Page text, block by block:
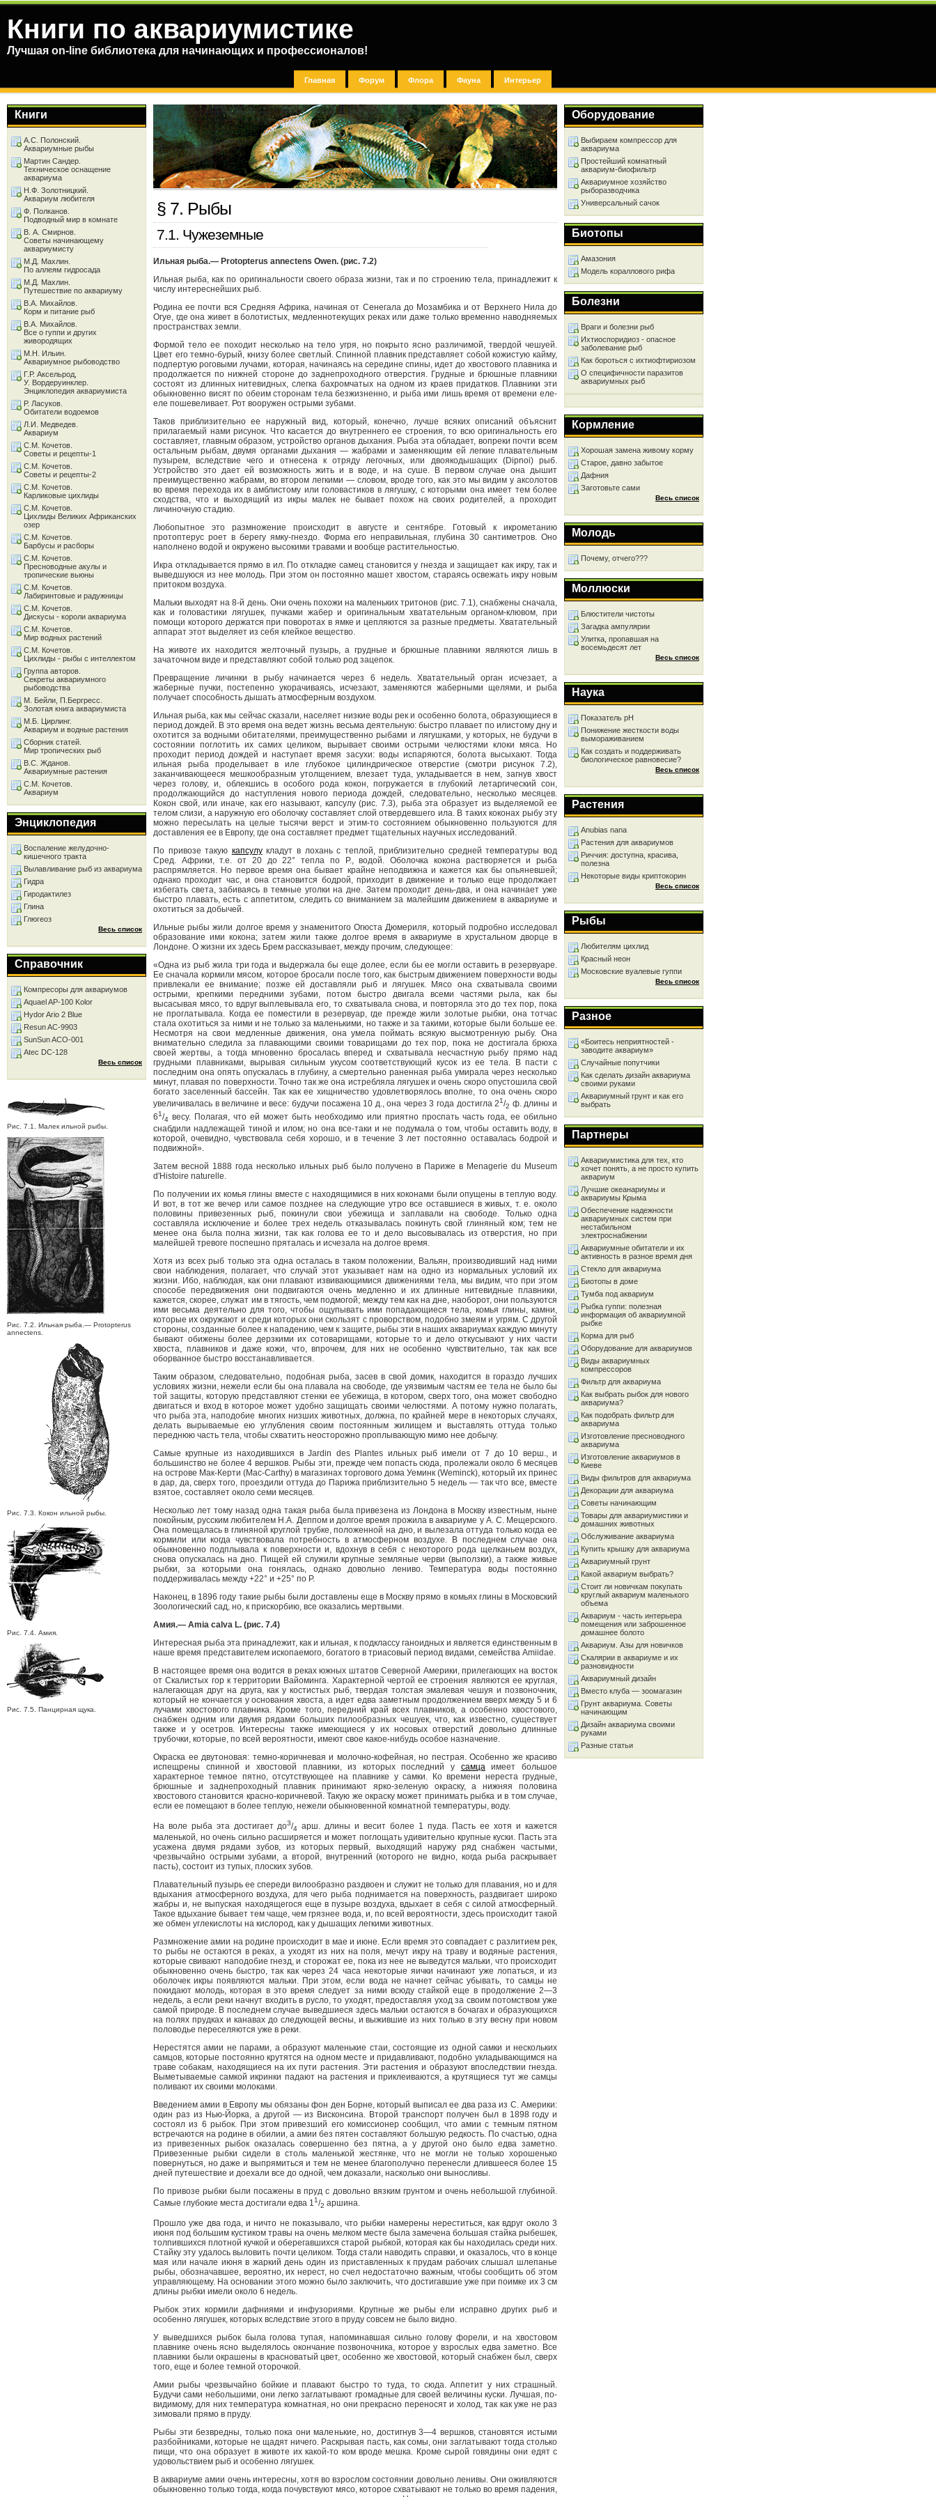
Книги по аквариумистике
Лучшая on-line библиотека для начинающих и профессионалов!
Главная Форум Флора Фауна Интерьер
§ 7. Рыбы
7.1. Чужеземные
Ильная рыба.— Protopterus annectens Owen. (рис. 7.2)
Ильная рыба, как по оригинальности своего образа жизни, так и по строению тела, принадлежит к
числу интереснейших рыб.
Родина ее почти вся Средняя Африка, начиная от Сенегала до Мозамбика и от Верхнего Нила до
Огуе, где она живет в болотистых, медленнотекущих реках или даже только временно наводняемых
пространствах земли.
Формой тело ее походит несколько на тело угря, но покрыто ясно различимой, твердой чешуей.
Цвет его темно-бурый, книзу более светлый. Спинной плавник представляет собой кожистую кайму,
подпертую роговыми лучами, которая, начинаясь на середине спины, идет до хвостового плавника и
продолжается по нижней стороне до заднепроходного отверстия. Грудные и брюшные плавники
состоят из длинных нитевидных, слегка бахромчатых на одном из краев придатков. Плавники эти
обыкновенно висят по обеим сторонам тела безжизненно, и рыба ими лишь время от времени еле-
еле пошевеливает. Рот вооружен острыми зубами.
Таков приблизительно ее наружный вид, который, конечно, лучше всяких описаний объяснит
прилагаемый нами рисунок. Что касается до внутреннего ее строения, то всю оригинальность его
составляет, главным образом, устройство органов дыхания. Рыба эта обладает, вопреки почти всем
остальным рыбам, двумя органами дыхания — жабрами и заменяющим ей легкие плавательным
пузырем, вследствие чего и отнесена к отряду легочных, или двоякодышащих (Dipnoi) рыб.
Устройство это дает ей возможность жить и в воде, и на суше. В первом случае она дышит
преимущественно жабрами, во втором легкими — словом, вроде того, как это мы видим у аксолотов
во время перехода их в амблистому или головастиков в лягушку, с которыми она имеет тем более
сходства, что и выходящий из икры малек не бывает похож на своих родителей, а проходит
личиночную стадию.
Любопытное это размножение происходит в августе и сентябре. Готовый к икрометанию
протоптерус роет в берегу ямку-гнездо. Форма его неправильная, глубина 30 сантиметров. Оно
наполнено водой и окружено высокими травами и вообще растительностью.
Икра откладывается прямо в ил. По откладке самец становится у гнезда и защищает как икру, так и
выведшуюся из нее молодь. При этом он постоянно машет хвостом, стараясь освежать икру новым
притоком воздуха.
Мальки выходят на 8-й день. Они очень похожи на маленьких тритонов (рис. 7.1), снабжены сначала,
как и головастики лягушек, пучками жабер и оригинальным хватательным органом-клювом, при
помощи которого держатся при поворотах в ямке и цепляются за разные предметы. Хватательный
аппарат этот выделяет из себя клейкое вещество.
На животе их находится желточный пузырь, а грудные и брюшные плавники являются лишь в
зачаточном виде и представляют собой только род зацепок.
Превращение личинки в рыбу начинается через 6 недель. Хватательный орган исчезает, а
жаберные пучки, постепенно укорачиваясь, исчезают, заменяются жаберными щелями, и рыба
получает способность дышать атмосферным воздухом.
Ильная рыба, как мы сейчас сказали, населяет низкие воды рек и особенно болота, образующиеся в
период дождей. В это время она ведет жизнь весьма деятельную: быстро плавает по илистому дну и
охотится за водными обитателями, преимущественно рыбами и лягушками, у которых, не будучи в
состоянии поглотить их самих целиком, вырывает своими острыми челюстями клоки мяса. Но
проходит период дождей и наступает время засухи: воды испаряются, болота высыхают. Тогда
ильная рыба проделывает в иле глубокое цилиндрическое отверстие (смотри рисунок 7.2),
заканчивающееся мешкообразным утолщением, влезает туда, укладывается в нем, загнув хвост
через голову, и, облекшись в особого рода кокон, погружается в глубокий летаргический сон,
продолжающийся до наступления нового периода дождей, следовательно, несколько месяцев.
Кокон свой, или иначе, как его называют, капсулу (рис. 7.3), рыба эта образует из выделяемой ее
телом слизи, а наружную его оболочку составляет слой отвердевшего ила. В таких коконах рыбу эту
можно пересылать на целые тысячи верст и этим-то состоянием обыкновенно пользуются для
доставления ее в Европу, где она составляет предмет тщательных научных исследований.
По привозе такую капсулукладут в лохань с теплой, приблизительно средней температуры вод
Сред. Африки, т.е. от 20 до 22° тепла по Р., водой. Оболочка кокона растворяется и рыба
распрямляется. Но первое время она бывает крайне неподвижна и кажется как бы опьяневшей;
однако проходит час, и она становится бодрой, приходит в движение и только еще продолжает
избегать света, забиваясь в темные уголки на дне. Затем проходит день-два, и она начинает уже
быстро плавать, есть с аппетитом, следить со вниманием за малейшим движением в аквариуме и
охотиться за добычей.
Ильные рыбы жили долгое время у знаменитого Огюста Дюмериля, который подробно исследовал
образование ими кокона; затем жили также долгое время в аквариуме в хрустальном дворце в
Лондоне. О жизни их здесь Брем рассказывает, между прочим, следующее:
«Одна из рыб жила три года и выдержала бы еще долее, если бы ее могли оставить в резервуаре.
Ее сначала кормили мясом, которое бросали после того, как быстрым движением поверхности воды
привлекали ее внимание; позже ей доставляли рыб и лягушек. Мясо она схватывала своими
острыми, крепкими передними зубами, потом быстро двигала всеми частями рыла, как бы
высасывая мясо, то вдруг выплевывала его, то схватывала снова, и повторяла это до тех пор, пока
не проглатывала. Когда ее поместили в резервуар, где прежде жили золотые рыбки, она тотчас
стала охотиться за ними и не только за маленькими, но также и за такими, которые были больше ее.
Несмотря на свои медленные движения, она умела поймать всякую высмотренную рыбу. Она
внимательно следила за плавающими своими товарищами до тех пор, пока не достигала брюха
своей жертвы, а тогда мгновенно бросалась вперед и схватывала несчастную рыбу прямо над
грудными плавниками, вырывая сильным укусом соответствующий кусок из ее тела. В пасти с
последним она опять опускалась в глубину, а смертельно раненная рыба умирала через несколько
минут, плавая по поверхности. Точно так же она истребляла лягушек и очень скоро опустошила свой
богато заселенный бассейн. Так как ее хищничество удовлетворялось вполне, то она очень скоро
увеличивалась в величине и весе: будучи посажена 10 д., она через 3 года достигла 21 /2 ф. длины и
61/4 весу. Полагая, что ей может быть необходимо или приятно проспать часть года, ее обильно
снабдили надлежащей тиной и илом; но она все-таки и не подумала о том, чтобы оставить воду, в
которой, очевидно, чувствовала себя хорошо, и в течение 3 лет постоянно оставалась бодрой и
подвижной».
Затем весной 1888 года несколько ильных рыб было получено в Париже в Menagerie du Museum
d'Histoire naturelle.
По получении их комья глины вместе с находящимися в них коконами были опущены в теплую воду.
И вот, в тот же вечер или самое позднее на следующие утро все оставшиеся в живых, т. е. около
половины привезенных рыб, покинули свои убежища и заплавали на свободе. Только одна
составляла исключение и более трех недель отказывалась покинуть свой глиняный ком; тем не
менее она была полна жизни, так как голова ее то и дело высовывалась из отверстия, но при
малейшей тревоге поспешно пряталась и исчезала на долгое время.
Хотя из всех рыб только эта одна осталась в таком положении, Вальян, производивший над ними
свои наблюдения, полагает, что случай этот указывает нам на одно из нормальных условий их
жизни. Ибо, наблюдая, как они плавают извивающимися движениями тела, мы видим, что при этом
способе передвижения они подвигаются очень медленно и их длинные нитевидные плавники,
кажется, скорее, служат им в тягость, чем подмогой; между тем как на дне, наоборот, они пользуются
ими весьма деятельно для того, чтобы ощупывать ими попадающиеся тела, комья глины, камни,
которые их окружают и среди которых они скользят с проворством, подобно змеям и угрям. С другой
стороны, созданные более к нападению, чем к защите, рыбы эти в наших аквариумах каждую минуту
бывают обижены более дерзкими их сотоварищами, которые то и дело откусывают у них части
хвоста, плавников и даже кожи, что, впрочем, для них не особенно чувствительно, так как все
оборванное быстро восстанавливается.
Таким образом, следовательно, подобная рыба, засев в свой домик, находится в гораздо лучших
условиях жизни, нежели если бы она плавала на свободе, где уязвимым частям ее тела не было бы
той защиты, которую представляют стенки ее убежища, в котором, сверх того, она может свободно
двигаться и вход в которое может удобно защищать своими челюстями. А потому нужно полагать,
что рыба эта, наподобие многих низших животных, должна, по крайней мере в некоторых случаях,
делать вырываемые ею углубления своим постоянным жилищем и выставлять оттуда только
переднюю часть тела, чтобы схватить неосторожно проплывающую мимо нее добычу.
Самые крупные из находившихся в Jardin des Plantes ильных рыб имели от 7 до 10 верш., и
большинство не более 4 вершков. Рыбы эти, прежде чем попасть сюда, пролежали около 6 месяцев
на острове Мак-Керти (Mac-Carthy) в магазинах торгового дома Уеминк (Weminck), который их принес
в дар, да, сверх того, проездили оттуда до Парижа приблизительно 5 недель — так что все, вместе
взятое, составляет около семи месяцев.
Несколько лет тому назад одна такая рыба была привезена из Лондона в Москву известным, ныне
покойным, русским любителем Н.А. Деппом и долгое время прожила в аквариуме у А. С. Мещерского.
Она помещалась в глиняной круглой трубке, положенной на дно, и вылезала оттуда только когда ее
кормили или когда чувствовала потребность в атмосферном воздухе. В последнем случае она
обыкновенно подплывала к поверхности и, вдохнув в себя с некоторого рода щелканьем воздух,
снова опускалась на дно. Пищей ей служили крупные земляные черви (выползки), а также живые
рыбки, за которыми она гонялась, однако довольно лениво. Температура воды постоянно
поддерживалась между +22° и +25° по Р.
Наконец, в 1896 году такие рыбы были доставлены еще в Москву прямо в комьях глины в Московский
Зоологический сад, но, к прискорбию, все оказались мертвыми.
Амия.— Amia calva L. (рис. 7.4)
Интересная рыба эта принадлежит, как и ильная, к подклассу ганоидных и является единственным в
наше время представителем ископаемого, богатого в триасовый период видами, семейства Amiidae.
В настоящее время она водится в реках южных штатов Северной Америки, прилегающих на восток
от Скалистых гор к территории Вайоминга. Характерной чертой ее строения являются ее круглая,
налегающая друг на друга, как у костистых рыб, твердая толстая эмалевая чешуя и позвоночник,
который не кончается у основания хвоста, а идет едва заметным продолжением вверх между 5 и 6
лучами хвостового плавника. Кроме того, передний край всех плавников, а особенно хвостового,
снабжен одним или двумя рядами больших пилообразных чешуек, что, как известно, существует
также и у осетров. Интересны также имеющиеся у их носовых отверстий довольно длинные
трубочки, которые, по всей вероятности, имеют свое какое-нибудь особое назначение.
Окраска ее двутоновая: темно-коричневая и молочно-кофейная, но пестрая. Особенно же красиво
испещрены спинной и хвостовой плавники, из которых последний у самца имеет большое
характерное темное пятно, отсутствующее на плавнике у самки. Ко времени нереста грудные,
брюшные и заднепроходный плавник принимают ярко-зеленую окраску, а нижняя половина
хвостового становится красно-коричневой. Такую же окраску может принимать рыбка и в том случае,
если ее помещают в более теплую, нежели обыкновенной комнатной температуры, воду.
На воле рыба эта достигает до3/4 арш. длины и весит более 1 пуда. Пасть ее хотя и кажется
маленькой, но очень сильно расширяется и может поглощать удивительно крупные куски. Пасть эта
усажена двумя рядами зубов, из которых первый, выходящий наружу ряд снабжен частыми,
чрезвычайно острыми зубами, а второй, внутренний (которого не видно, когда рыба раскрывает
пасть), состоит из тупых, плоских зубов.
Плавательный пузырь ее спереди вилообразно раздвоен и служит не только для плавания, но и для
вдыхания атмосферного воздуха, для чего рыба поднимается на поверхность, раздвигает широко
жабры и, не выпуская находящегося еще в пузыре воздуха, вдыхает в себя с силой атмосферный.
Такое вдыхание бывает тем чаще, чем грязнее вода, и, по всей вероятности, здесь происходит такой
же обмен углекислоты на кислород, как у дышащих легкими животных.
Размножение амии на родине происходит в мае и июне. Если время это совпадает с разлитием рек,
то рыбы не остаются в реках, а уходят из них на поля, мечут икру на траву и водяные растения,
которые свивают наподобие гнезд, и сторожат ее, пока из нее не выведутся мальки, что происходит
обыкновенно очень быстро, так как через 24 часа некоторые яички начинают уже лопаться, и из
оболочек икры появляются мальки. При этом, если вода не начнет сейчас убывать, то самцы не
покидают молодь, которая в это время следует за ними всюду стайкой еще в продолжение 2—3
недель, а если реки начнут входить в русло, то уходят, предоставляя уход за своим потомством уже
самой природе. В последнем случае выведшиеся здесь мальки остаются в бочагах и образующихся
на полях прудках и канавах до следующей весны, и выжившие из них только в эту весну при новом
половодье переселяются уже в реки.
Нерестятся амии не парами, а образуют маленькие стаи, состоящие из одной самки и нескольких
самцов, которые постоянно крутятся на одном месте и придавливают, подобно укладывающимся на
траве собакам, находящиеся на их пути растения. Эти растения и образуют впоследствии гнезда.
Выметываемые самкой икринки падают на растения и приклеиваются, а крутящиеся тут же самцы
поливают их своими молоками.
Введением амии в Европу мы обязаны фон ден Борне, который выписал ее два раза из С. Америки:
один раз из Нью-Йорка, а другой — из Висконсина. Второй транспорт получен был в 1898 году и
состоял из 6 рыбок. При этом привезший его комиссионер сообщил, что амии с темным пятном
встречаются на родине в обилии, а амии без пятен составляют большую редкость. По счастью, одна
из привезенных рыбок оказалась совершенно без пятна, а у другой оно было едва заметно.
Привезенные рыбки сидели в столь маленькой жестянке, что не могли не только хорошенько
повернуться, но даже и выпрямиться и тем не менее благополучно перенесли длившееся более 15
дней путешествие и доехали все до одной, чем доказали, насколько они выносливы.
По привозе рыбки были посажены в пруд с довольно вязким грунтом и очень небольшой глубиной.
Самые глубокие места достигали едва 11/2 аршина.
Прошло уже два года, и ничто не показывало, что рыбки намерены нереститься, как вдруг около 3
июня под большим кустиком травы на очень мелком месте была замечена большая стайка рыбешек,
толпившихся плотной кучкой и оберегавшихся старой рыбкой, которая как бы находилась среди них.
Стайку эту удалось выловить почти целиком. Тогда стали наводить справки, и оказалось, что в конце
мая или начале июня в жаркий день один из приставленных к прудам рабочих слышал шлепанье
рыбы, обозначавшее, вероятно, их нерест, но счел недостаточно важным, чтобы сообщить об этом
управляющему. На основании этого можно было заключить, что достигавшие уже при поимке их 3 см
длины рыбки имели около 6 недель.
Рыбок этих кормили дафниями и инфузориями. Крупные же рыбы ели исправно других рыб и
особенно лягушек, которых вследствие этого в пруду совсем не было видно.
У выведшихся рыбок была голова тупая, напоминавшая сильно голову форели, и на хвостовом
плавнике очень ясно выделялось окончание позвоночника, которое у взрослых едва заметно. Все
плавники были окрашены в красноватый цвет, особенно же хвостовой, который снабжен был, сверх
того, еще и более темной оторочкой.
Амии рыбы чрезвычайно бойкие и плавают быстро то туда, то сюда. Аппетит у них страшный.
Будучи сами небольшими, они легко заглатывают громадные для своей величины куски. Лучшая, по-
видимому, для них температура комнатная, но они прекрасно переносят и холод, так как уже не раз
зимовали прямо в пруду.
Рыбы эти безвредны, только пока они маленькие, но, достигнув 3—4 вершков, становятся истыми
разбойниками, которые не щадят ничего. Раскрывая пасть, как сомы, они заглатывают тогда столько
пищи, что она образует в животе их какой-то ком вроде мешка. Кроме сырой говядины они едят с
удовольствием рыб и особенно лягушек.
В аквариуме амии очень интересны, хотя во взрослом состоянии довольно ленивы. Они оживляются
обыкновенно только тогда, когда почувствуют мясо, которое схватывают не только во время падения,
Оборудование
Выбираем компрессор для
аквариума
Простейший комнатный
аквариум-биофильтр
Аквариумное хозяйство
рыборазводчика
Универсальный сачок
Биотопы
Амазония
Модель кораллового рифа
Болезни
Враги и болезни рыб
Ихтиоспоридиоз - опасное
заболевание рыб
Как бороться с ихтиофтириозом
О специфичности паразитов
аквариумных рыб
Кормление
Хорошая замена живому корму
Старое, давно забытое
Дафния
Заготовьте сами
Весь список
Молодь
Почему, отчего???
Моллюски
Блюстители чистоты
Загадка ампулярии
Улитка, пропавшая на
восемьдесят лет
Весь список
Наука
Показатель рН
Понижение жесткоcти воды
вымораживанием
Как создать и поддерживать
биологическое равновесие?
Весь список
Растения
Anubias nana
Растения для аквариумов
Риччия: доступна, красива,
полезна
Некоторые виды криптокорин
Весь список
Рыбы
Любителям цихлид
Красный неон
Московские вуалевые гуппи
Весь список
Разное
«Боитесь неприятностей -
заводите аквариум»
Случайные попутчики
Как сделать дизайн аквариума
своими руками
Аквариумный грунт и как его
выбрать
Партнеры
Аквариумистика для тех, кто
хочет понять, а не просто купить
аквариум
Лучшие океанариумы и
аквариумы Крыма
Обеспечение надежности
аквариумных систем при
нестабильном
электроснабжении
Аквариумные обитатели и их
активность в разное время дня
Стекло для аквариума
Биотопы в доме
Тумба под аквариум
Рыбка гуппи: полезная
информация об аквариумной
рыбке
Корма для рыб
Оборудование для аквариумов
Виды аквариумных
компрессоров
Фильтр для аквариума
Как выбрать рыбок для нового
аквариума?
Как подобрать фильтр для
аквариума
Изготовление пресноводного
аквариума
Изготовление аквариумов в
Киеве
Виды фильтров для аквариума
Декорации для аквариума
Советы начинающим
Товары для аквариумистики и
домашних животных
Обслуживание аквариума
Купить крышку для аквариума
Аквариумный грунт
Какой аквариум выбрать?
Стоит ли новичкам покупать
круглый аквариум маленького
объема
Аквариум - часть интерьера
помещения или заброшенное
домашнее болото
Аквариум. Азы для новичков
Скалярии в аквариуме и их
разновидности
Аквариумный дизайн
Вместо клуба — зоомагазин
Грунт аквариума. Советы
начинающим
Дизайн аквариума своими
руками
Разные статьи
Книги
А.С. Полонский.
Аквариумные рыбы
Мартин Сандер.
Техническое оснащение
аквариума
Н.Ф. Золотницкий.
Аквариум любителя
Ф. Полканов.
Подводный мир в комнате
В. А. Смирнов.
Советы начинающему
аквариумисту
М.Д. Махлин.
По аллеям гидросада
М.Д. Махлин.
Путешествие по аквариуму
В.А. Михайлов.
Корм и питание рыб
В.А. Михайлов.
Все о гуппи и других
живородящих
М.Н. Ильин.
Аквариумное рыбоводство
Г.Р. Аксельрод,
У. Вордеруинклер.
Энциклопедия аквариумиста
Р. Ласуков.
Обитатели водоемов
Л.И. Медведев.
Аквариум
С.М. Кочетов.
Советы и рецепты-1
С.М. Кочетов.
Советы и рецепты-2
С.М. Кочетов.
Карликовые цихлиды
С.М. Кочетов.
Цихлиды Великих Африканских
озер
С.М. Кочетов.
Барбусы и расборы
С.М. Кочетов.
Пресноводные акулы и
тропические вьюны
С.М. Кочетов.
Лабиринтовые и радужницы
С.М. Кочетов.
Дискусы - короли аквариума
С.М. Кочетов.
Мир водных растений
С.М. Кочетов.
Цихлиды - рыбы с интеллектом
Группа авторов.
Секреты аквариумного
рыбоводства
М. Бейли, П.Бергресс.
Золотая книга аквариумиста
М.Б. Цирлинг.
Аквариум и водные растения
Сборник статей.
Мир тропических рыб
В.С. Жданов.
Аквариумные растения
С.М. Кочетов.
Аквариум
Энциклопедия
Воспаление желудочно-
кишечного тракта
Вылавливание рыб из аквариума
Гидра
Гиродактилез
Глина
Глюгеоз
Весь список
Справочник
Компресоры для аквариумов
Aquael AP-100 Kolor
Hydor Ario 2 Blue
Resun AC-9903
SunSun ACO-001
Atec DC-128
Весь список
Рис. 7.1. Малек ильной рыбы.
Рис. 7.2. Ильная рыба.— Protopterus
annectens.
Рис. 7.3. Кокон ильной рыбы.
Рис. 7.4. Амия.
Рис. 7.5. Панцирная щука.